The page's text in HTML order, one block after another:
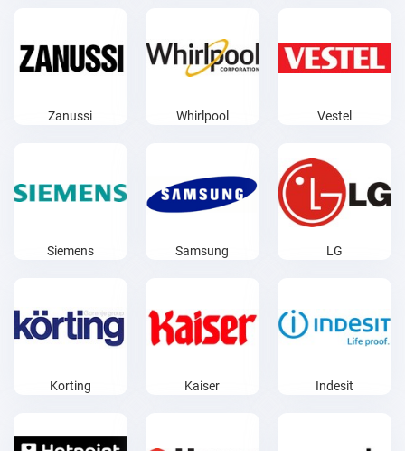
Zanussi Whirlpool Vestel
Siemens Samsung LG
Korting Kaiser Indesit